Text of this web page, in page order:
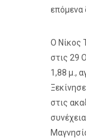
επόμενα
Ο Νίκος
στις 29
1,88 μ.,
στις